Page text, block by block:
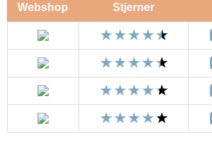
Webshop Stjerner